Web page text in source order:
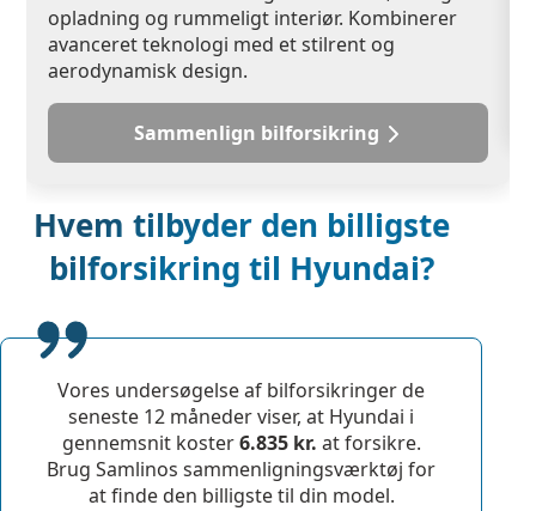
opladning og rummeligt interiør. Kombinerer
avanceret teknologi med et stilrent og
aerodynamisk design.
Sammenlign bilforsikring
Hvem tilbyder den billigste
bilforsikring til Hyundai?
Vores undersøgelse af bilforsikringer de
seneste 12 måneder viser, at Hyundai i
gennemsnit koster6.835 kr. at forsikre.
Brug Samlinos sammenligningsværktøj for
at finde den billigste til din model.